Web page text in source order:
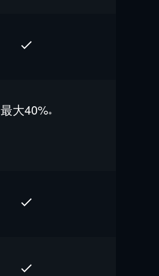
最⼤40%※